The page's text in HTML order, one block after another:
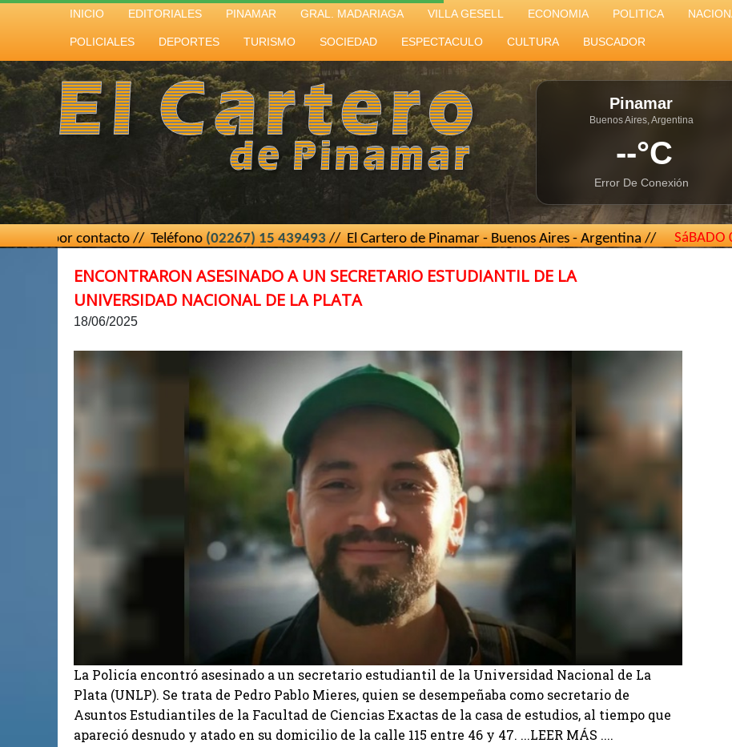
INICIO EDITORIALES PINAMAR GRAL. MADARIAGA VILLA GESELL ECONOMIA POLITICA
POLICIALES DEPORTES TURISMO SOCIEDAD ESPECTACULO CULTURA BUSCADOR
Pinamar
Buenos Aires, Argentina
--°C
Error De Conexión
// Teléfono(02267) 15 439493// El Cartero de Pinamar - Buenos Aires - Argentina // SáBADO
ENCONTRARON ASESINADO A UN SECRETARIO ESTUDIANTIL DE LA
UNIVERSIDAD NACIONAL DE LA PLATA
18/06/2025
La Policía encontró asesinado a un secretario estudiantil de la Universidad Nacional de La
Plata (UNLP). Se trata de Pedro Pablo Mieres, quien se desempeñaba como secretario de
Asuntos Estudiantiles de la Facultad de Ciencias Exactas de la casa de estudios, al tiempo que
apareció desnudo y atado en su domicilio de la calle 115 entre 46 y 47. ...LEER MÁS ....